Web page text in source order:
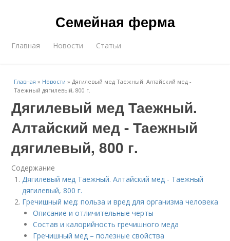
Семейная ферма
Главная Новости Статьи
Главная » Новости »Дягилевый мед Таежный. Алтайский мед -
Таежный дягилевый, 800 г.
Дягилевый мед Таежный.
Алтайский мед - Таежный
дягилевый, 800 г.
Содержание
Дягилевый мед Таежный. Алтайский мед - Таежный
дягилевый, 800 г.
Гречишный мед: польза и вред для организма человека
Описание и отличительные черты
Состав и калорийность гречишного меда
Гречишный мед – полезные свойства